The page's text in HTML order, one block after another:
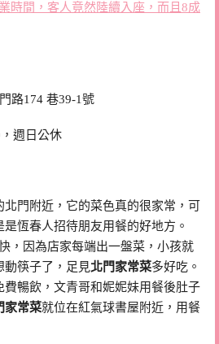
時間，客人竟然陸續入座，而且8成
路174 巷39-1號
週日公休
北門附近，它的菜色真的很家常，可
恆春人招待朋友用餐的好地方。
，因為店家每端出一盤菜，小孩就
動筷子了，足見北門家常菜多好吃。
暢飲，文青哥和妮妮妹用餐後肚子
家常菜就位在紅氣球書屋附近，用餐